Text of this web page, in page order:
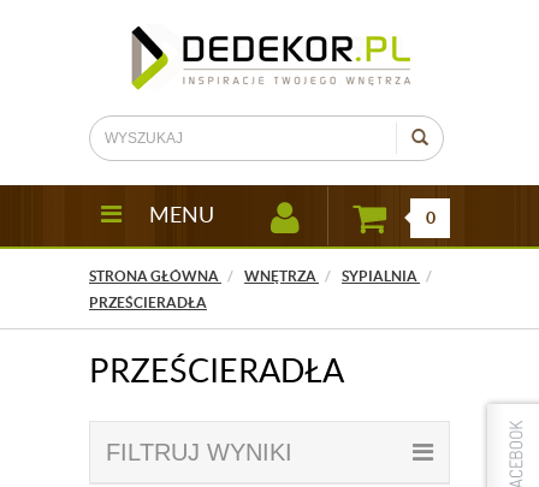
MENU 0
STRONA GŁÓWNA WNĘTRZA
SYPIALNIA
PRZEŚCIERADŁA
PRZEŚCIERADŁA
FILTRUJ WYNIKI